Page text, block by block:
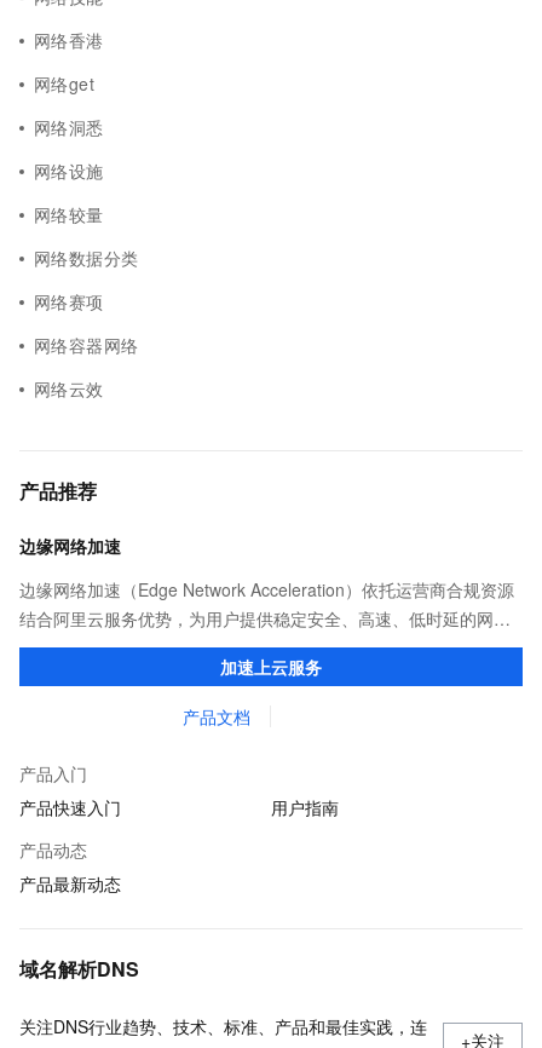
网络香港
网络get
网络洞悉
网络设施
网络较量
网络数据分类
网络赛项
网络容器网络
网络云效
产品推荐
边缘网络加速
边缘网络加速（Edge Network Acceleration）依托运营商合规资源
结合阿里云服务优势，为用户提供稳定安全、高速、低时延的网络
传输，解决客户不同站点的连接、组网、数据安全传输、业务质量
加速上云服务
产品文档
产品入门
产品快速入门
用户指南
产品动态
产品最新动态
域名解析DNS
关注DNS行业趋势、技术、标准、产品和最佳实践，连
+关注